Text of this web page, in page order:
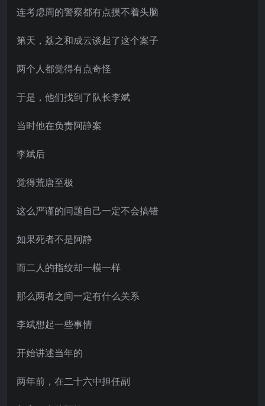
连考虑周的警察都有点摸不着头脑
第天，荔之和成云谈起了这个案子
两个人都觉得有点奇怪
于是，他们找到了队长李斌
当时他在负责阿静案
李斌后
觉得荒唐至极
这么严谨的问题自己一定不会搞错
如果死者不是阿静
而二人的指纹却一模一样
那么两者之间一定有什么关系
李斌想起一些事情
开始讲述当年的
两年前，在二十六中担任副